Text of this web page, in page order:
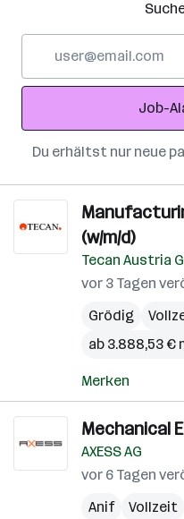
Adresse
Job-
Du erhältst nur neue
(w/m/d)
Tecan Austria
vor 3 Tagen
Grödig
ab 3.888,53 €
Merken
Mechanical
AXESS AG
vor 6 Tagen
Anif
Vollzeit